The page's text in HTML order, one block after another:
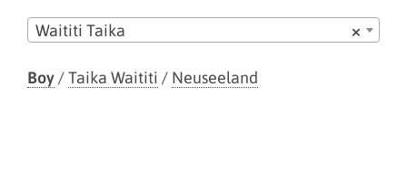
×
Waititi Taika
Boy/Taika Waititi / Neuseeland